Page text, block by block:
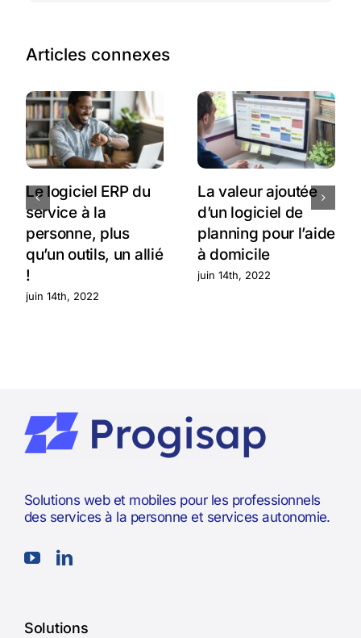
Articles connexes
Le logiciel ERP du
service à la
personne, plus
qu’un outils, un allié
!
juin 14th, 2022
La valeur ajoutée
d’un logiciel de
planning pour l’aide
à domicile
juin 14th, 2022
Solutions web et mobiles pour les professionnels
des services à la personne et services autonomie.
Solutions